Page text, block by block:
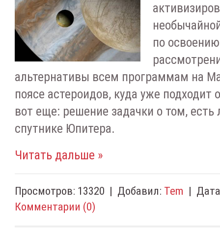
по
альтернативы всем программам на
поясе астероидов, куда уже подходит
вот еще: решение задачки о том, есть
спутнике Юпитера.
Читать дальше »
Просмотров: 13320 | Добавил: Tem |
Комментарии (0)